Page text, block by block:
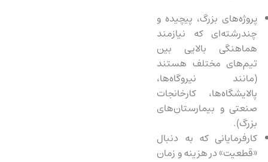
پروژه‌های بزرگ، پیچیده و
چندرشته‌ای که نیازمند
هماهنگی بالایی بین
تیم‌های مختلف هستند
(مانند نیروگاه‌ها،
پالایشگاه‌ها، کارخانجات
صنعتی و بیمارستان‌های
بزرگ).
کارفرمایانی که به دنبال
«قطعیت» در هزینه و زمان